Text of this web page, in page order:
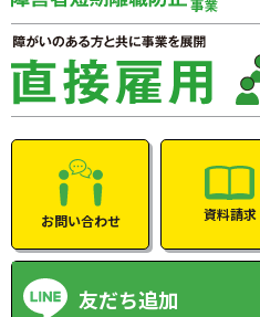
お問い合わせ 資料請求
友だち追加